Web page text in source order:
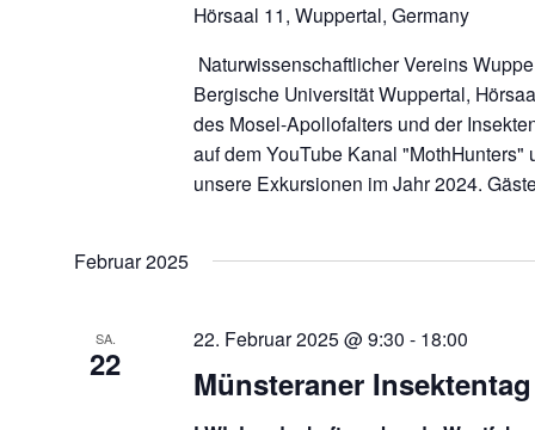
Hörsaal 11, Wuppertal, Germany
Naturwissenschaftlicher Vereins
Bergische Universität Wuppertal,
des Mosel-Apollofalters und der
auf dem YouTube Kanal "MothHunters"
unsere Exkursionen im Jahr 2024.
Februar 2025
SA.
22 Münsteraner Insektentag
22. Februar 2025 @ 9:30 - 18:00